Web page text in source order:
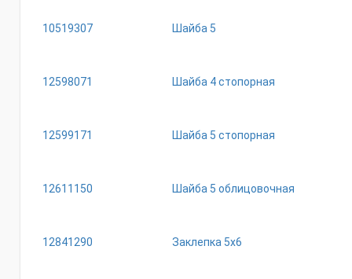
10519307 Шайба 5
12598071 Шайба 4 стопорная
12599171 Шайба 5 стопорная
12611150 Шайба 5 облицовочная
12841290 Заклепка 5х6